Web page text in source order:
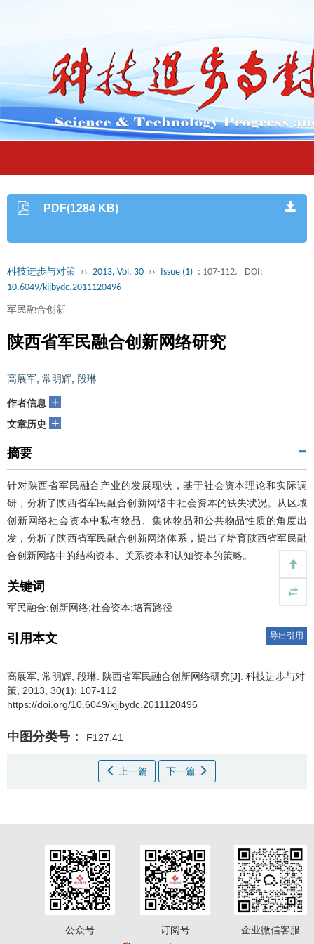
PDF(1284 KB)
科技进步与对策 ›› 2013, Vol. 30 ›› Issue (1) : 107-112.
DOI:
10.6049/kjjbydc.2011120496
军民融合创新
陕西省军民融合创新网络研究
高展军 常明辉 段琳
作者信息 +
文章历史 +
摘要
针对陕西省军民融合产业的发展现状，基于社会资本理论和实际调
研，分析了陕西省军民融合创新网络中社会资本的缺失状况。从区域
创新网络社会资本中私有物品、集体物品和公共物品性质的角度出
发，分析了陕西省军民融合创新网络体系，提出了培育陕西省军民融
合创新网络中的结构资本、关系资本和认知资本的策略。
关键词
军民融合;创新网络;社会资本;培育路径
引用本文 导出引用
高展军 常明辉 段琳
陕西省军民融合创新网络研究[J]. 科技进步与对
策, 2013, 30(1): 107-112
https://doi.org/10.6049/kjjbydc.2011120496
中图分类号： F127.41
上一篇 下一篇
公众号 订阅号
企业微信客服